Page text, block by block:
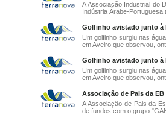
A Associação Industrial do
Indústria Árabe-Portuguesa
Golfinho avistado junto à
Um golfinho surgiu nas
em Aveiro que observou,
Golfinho avistado junto à
Um golfinho surgiu nas
em Aveiro que observou,
Associação de Pais da
A Associação de Pais da
de fundos com o grupo